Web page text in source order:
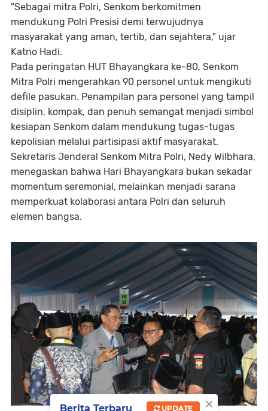
"Sebagai mitra Polri, Senkom berkomitmen
mendukung Polri Presisi demi terwujudnya
masyarakat yang aman, tertib, dan sejahtera," ujar
Katno Hadi.
Pada peringatan HUT Bhayangkara ke-80, Senkom
Mitra Polri mengerahkan 90 personel untuk mengikuti
defile pasukan. Penampilan para personel yang tampil
disiplin, kompak, dan penuh semangat menjadi simbol
kesiapan Senkom dalam mendukung tugas-tugas
kepolisian melalui partisipasi aktif masyarakat.
Sekretaris Jenderal Senkom Mitra Polri, Nedy Wilbhara,
menegaskan bahwa Hari Bhayangkara bukan sekadar
momentum seremonial, melainkan menjadi sarana
memperkuat kolaborasi antara Polri dan seluruh
elemen bangsa.
×
Berita Terbaru UPDATE